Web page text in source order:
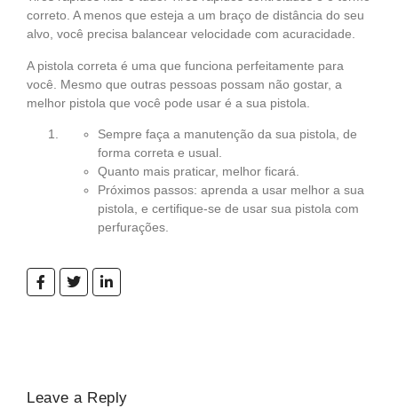
correto. A menos que esteja a um braço de distância do seu
alvo, você precisa balancear velocidade com acuracidade.
A pistola correta é uma que funciona perfeitamente para
você. Mesmo que outras pessoas possam não gostar, a
melhor pistola que você pode usar é a sua pistola.
Sempre faça a manutenção da sua pistola, de
forma correta e usual.
Quanto mais praticar, melhor ficará.
Próximos passos: aprenda a usar melhor a sua
pistola, e certifique-se de usar sua pistola com
perfurações.
Leave a Reply